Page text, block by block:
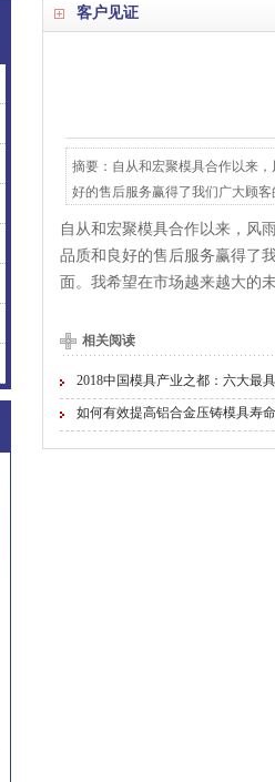
客户见证
摘要：自从和宏聚模具合作以来
好的售后服务赢得了我们广大顾
自从和宏聚模具合作以来，风
品质和良好的售后服务赢得了
面。我希望在市场越来越大的
相关阅读
2018中国模具产业之都：六大最
如何有效提高铝合金压铸模具寿